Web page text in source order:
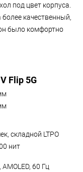
под цвет корпуса.
качественный,
было комфортно
Flip 5G
складной LTPO
нит
60 Гц